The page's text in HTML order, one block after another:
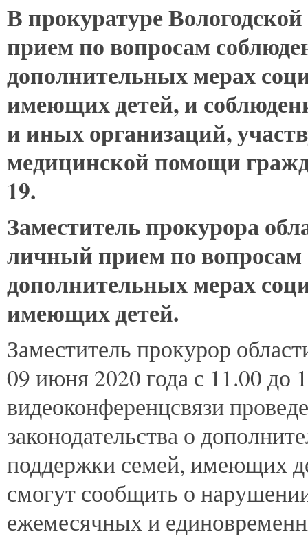
В прокуратуре
прием по вопросам
дополнительных мерах
имеющих детей, и
и иных организаций,
медицинской помощи
19.
Заместитель прокурора
личный прием по вопросам
дополнительных мерах
имеющих детей.
Заместитель прокурор
09 июня 2020 года с 11.00 до
видеоконференцсвязи
законодательства о
поддержки семей, имеющих
смогут сообщить о
ежемесячных и